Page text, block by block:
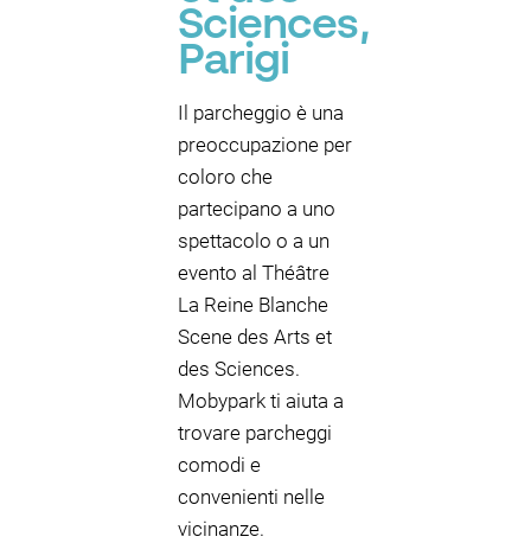
Sciences,
Parigi
Il parcheggio è una
preoccupazione per
coloro che
partecipano a uno
spettacolo o a un
evento al Théâtre
La Reine Blanche
Scene des Arts et
des Sciences.
Mobypark ti aiuta a
trovare parcheggi
comodi e
convenienti nelle
vicinanze.